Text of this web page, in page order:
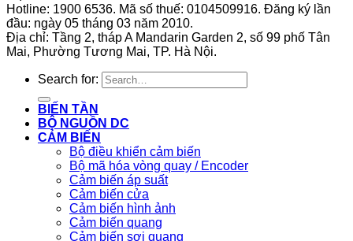
Hotline: 1900 6536. Mã số thuế: 0104509916. Đăng ký lần
đầu: ngày 05 tháng 03 năm 2010.
Địa chỉ: Tầng 2, tháp A Mandarin Garden 2, số 99 phố Tân
Mai, Phường Tương Mai, TP. Hà Nội.
Search for:
BIẾN TẦN
BỘ NGUỒN DC
CẢM BIẾN
Bộ điều khiển cảm biến
Bộ mã hóa vòng quay / Encoder
Cảm biến áp suất
Cảm biến cửa
Cảm biến hình ảnh
Cảm biến quang
Cảm biến sợi quang